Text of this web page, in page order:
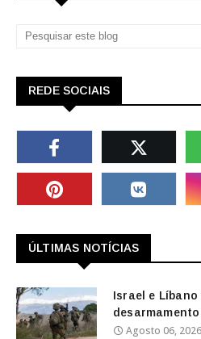
REDE SOCIAIS
ÚLTIMAS NOTÍCIAS
Israel e
Agosto 06, 2026